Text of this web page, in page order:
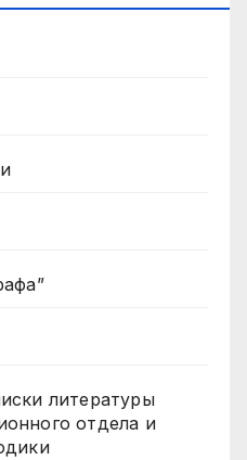
литературы
отдела и